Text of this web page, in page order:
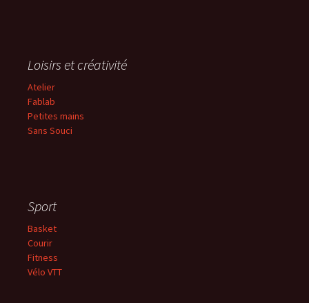
Loisirs et créativité
Atelier
Fablab
Petites mains
Sans Souci
Sport
Basket
Courir
Fitness
Vélo VTT